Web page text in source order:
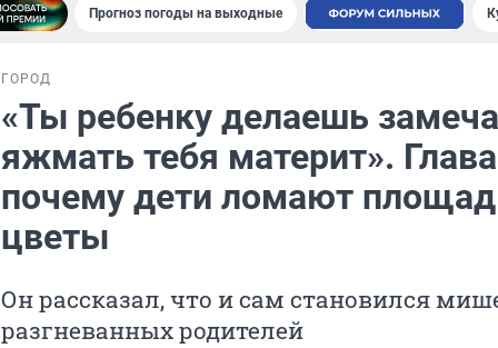
Прогноз погоды на выходные
ГОРОД
«Ты ребенку делаешь
яжмать тебя материт».
почему дети ломают
цветы
Он рассказал, что и сам становился
разгневанных родителей